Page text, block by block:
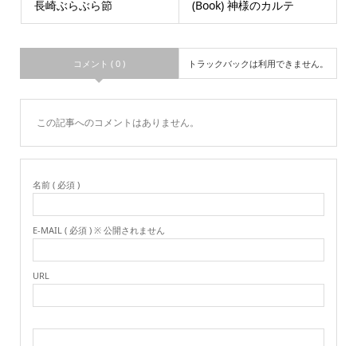
長崎ぶらぶら節 (Book) 神様のカルテ
コメント ( 0 ) トラックバックは利用できません。
この記事へのコメントはありません。
名前 ( 必須 )
E-MAIL ( 必須 ) ※ 公開されません
URL